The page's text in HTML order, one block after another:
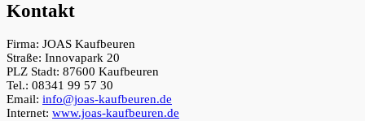
Kontakt
Firma: JOAS Kaufbeuren
Straße: Innovapark 20
PLZ Stadt: 87600 Kaufbeuren
Tel.: 08341 99 57 30
Email: info@joas-kaufbeuren.de
Internet: www.joas-kaufbeuren.de